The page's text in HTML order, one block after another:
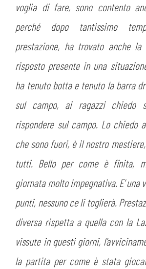
voglia di fare, sono contento
perché dopo tantissimo
prestazione, ha trovato anche
risposto presente in una
ha tenuto botta e tenuto la barra
sul campo, ai ragazzi chiedo
rispondere sul campo. Lo chiedo
che sono fuori, è il nostro
tutti. Bello per come è finita,
giornata molto impegnativa. E’ una
punti, nessuno ce li toglierà.
diversa rispetta a quella con la
vissute in questi giorni,
la partita per come è stata